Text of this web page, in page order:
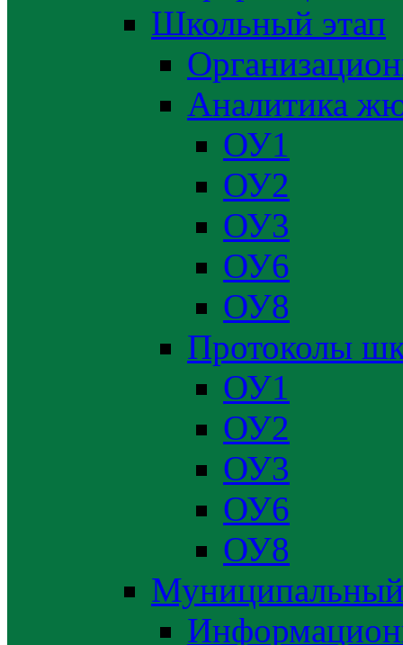
Школьный этап
Аналитика
ОУ1
ОУ2
ОУ3
ОУ6
ОУ8
Протоколы
ОУ1
ОУ2
ОУ3
ОУ6
ОУ8
Муниципальный